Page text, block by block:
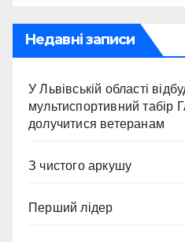
Недавні записи
У Львівській області
мультиспортивний табір
долучитися ветеранам
З чистого аркушу
Перший лідер